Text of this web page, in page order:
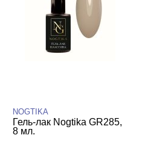
NOGTIKA
Гель-лак Nogtika GR285,
8 мл.